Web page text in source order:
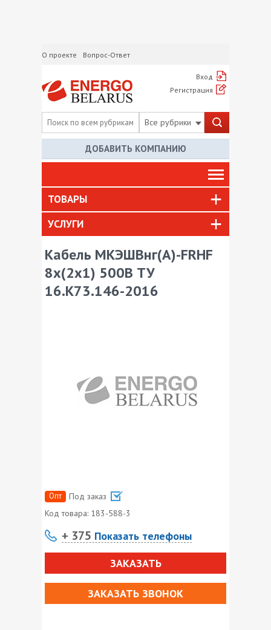
О проекте Вопрос-Ответ
Вход
Регистрация
Все рубрики
ДОБАВИТЬ КОМПАНИЮ
ТОВАРЫ
УСЛУГИ
Кабель МКЭШВнг(А)-FRHF
8х(2х1) 500В ТУ
16.К73.146-2016
Опт
Под заказ
Код товара: 183-588-3
+ 375 Показать телефоны
ЗАКАЗАТЬ
ЗАКАЗАТЬ ЗВОНОК